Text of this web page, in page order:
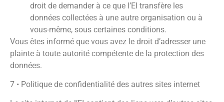
droit de demander à ce que l’EI transfère les
données collectées à une autre organisation ou à
vous-même, sous certaines conditions.
Vous êtes informé que vous avez le droit d’adresser une
plainte à toute autorité compétente de la protection des
données.
7 • Politique de confidentialité des autres sites internet